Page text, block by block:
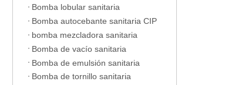
Bomba lobular sanitaria
Bomba autocebante sanitaria CIP
bomba mezcladora sanitaria
Bomba de vacío sanitaria
Bomba de emulsión sanitaria
Bomba de tornillo sanitaria